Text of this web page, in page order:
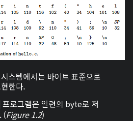
스템에서는 바이트 표준으로
한다.
프로그램은 일련의 byte로 저
(Figure 1.2)